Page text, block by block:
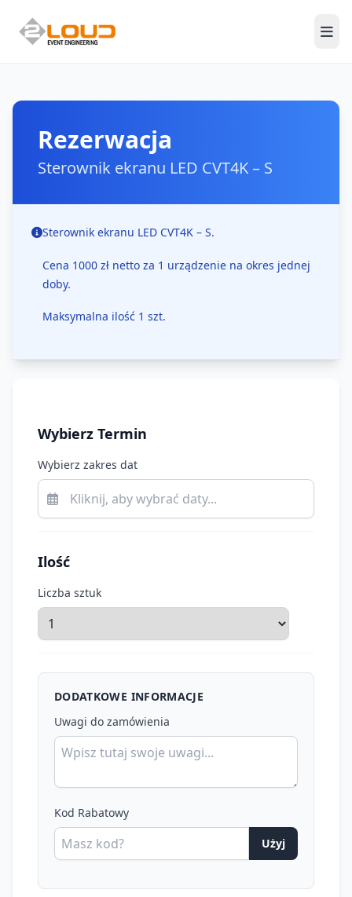
Rezerwacja
Sterownik ekranu LED CVT4K – S
Sterownik ekranu LED CVT4K – S.
Cena 1000 zł netto za 1 urządzenie na okres jednej
doby.
Maksymalna ilość 1 szt.
Wybierz Termin
Wybierz zakres dat
Ilość
Liczba sztuk
DODATKOWE INFORMACJE
Uwagi do zamówienia
Kod Rabatowy
Użyj